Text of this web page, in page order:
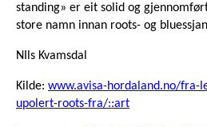
standing» er eit solid og
store namn innan roots- og
NIls Kvamsdal
Kilde: www.avisa-hordaland.no/fra-
upolert-roots-fra/::art